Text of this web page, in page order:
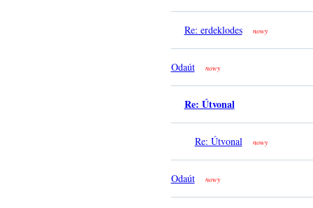
Re: erdeklodes nowy
Odaút nowy
Re: Útvonal
Re: Útvonal nowy
Odaút nowy